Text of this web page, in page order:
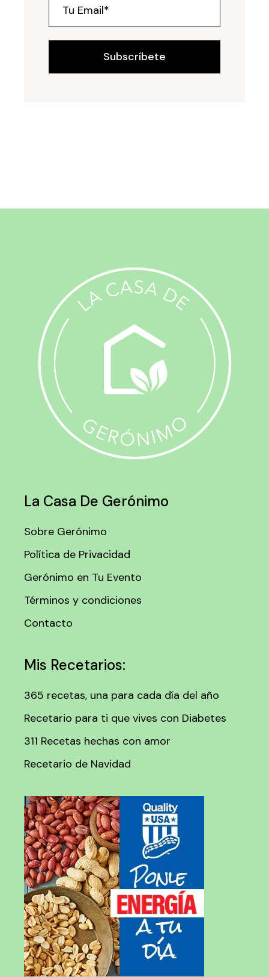
Subscríbete
La Casa De Gerónimo
Sobre Gerónimo
Política de Privacidad
Gerónimo en Tu Evento
Términos y condiciones
Contacto
Mis Recetarios:
365 recetas, una para cada día del año
Recetario para ti que vives con Diabetes
311 Recetas hechas con amor
Recetario de Navidad